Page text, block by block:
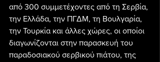
από 300 συμμετέχοντες από τη Σερβία,
την Ελλάδα, την ΠΓΔΜ, τη Βουλγαρία,
την Τουρκία και άλλες χώρες, οι οποίοι
διαγωνίζονται στην παρασκευή του
παραδοσιακού σερβικού πιάτου, της